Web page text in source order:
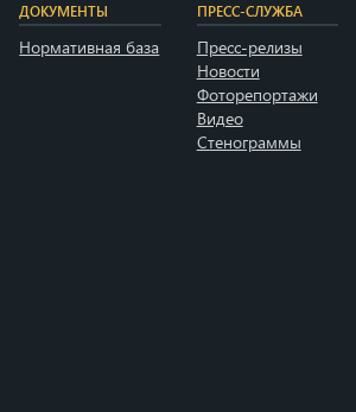
ДОКУМЕНТЫ
Нормативная база
ПРЕСС-СЛУЖБА
Пресс-релизы
Новости
Фоторепортажи
Видео
Стенограммы